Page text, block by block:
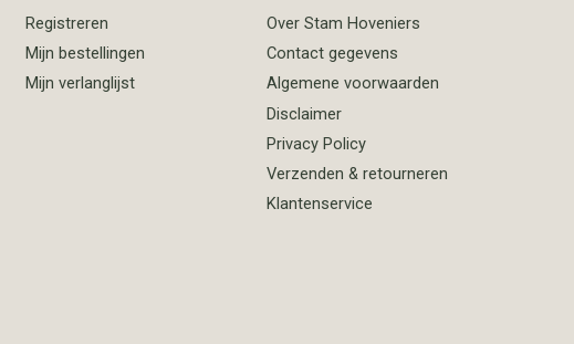
Registreren
Mijn bestellingen
Mijn verlanglijst
Over Stam Hoveniers
Contact gegevens
Algemene voorwaarden
Disclaimer
Privacy Policy
Verzenden & retourneren
Klantenservice